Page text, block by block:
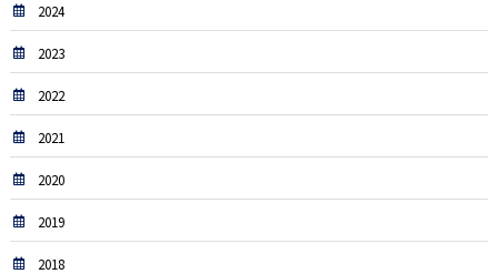
2024
2023
2022
2021
2020
2019
2018